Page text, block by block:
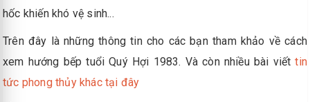
hốc khiến khó vệ sinh...
Trên đây là những thông tin cho các bạn tham khảo về cách
xem hướng bếp tuổi Quý Hợi 1983. Và còn nhiều bài viếttin
tức phong thủy khác tại đây